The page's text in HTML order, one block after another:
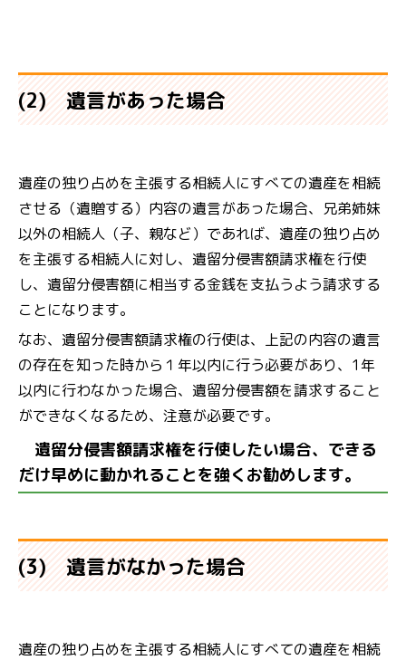
(2) 遺言があった場合
遺産の独り占めを主張する相続人にすべての遺産を相続
させる（遺贈する）内容の遺言があった場合、兄弟姉妹
以外の相続人（子、親など）であれば、遺産の独り占め
を主張する相続人に対し、遺留分侵害額請求権を行使
し、遺留分侵害額に相当する金銭を支払うよう請求する
ことになります。
なお、遺留分侵害額請求権の行使は、上記の内容の遺言
の存在を知った時から１年以内に行う必要があり、1年
以内に行わなかった場合、遺留分侵害額を請求すること
ができなくなるため、注意が必要です。
遺留分侵害額請求権を行使したい場合、できる
だけ早めに動かれることを強くお勧めします。
(3) 遺言がなかった場合
遺産の独り占めを主張する相続人にすべての遺産を相続